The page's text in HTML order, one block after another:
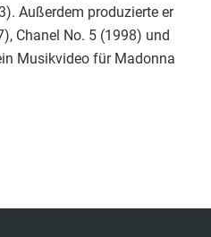
Außerdem produzierte er
Chanel No. 5 (1998) und
Musikvideo für Madonna